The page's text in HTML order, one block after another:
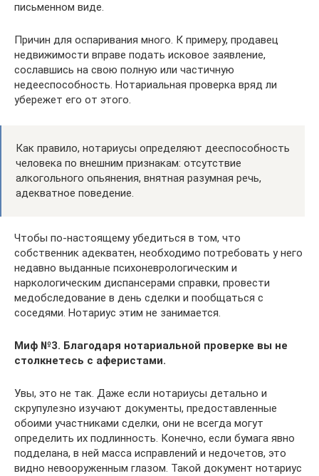
письменном виде.
Причин для оспаривания много. К примеру, продавец
недвижимости вправе подать исковое заявление,
сославшись на свою полную или частичную
недееспособность. Нотариальная проверка вряд ли
убережет его от этого.
Как правило, нотариусы определяют дееспособность
человека по внешним признакам: отсутствие
алкогольного опьянения, внятная разумная речь,
адекватное поведение.
Чтобы по-настоящему убедиться в том, что
собственник адекватен, необходимо потребовать у него
недавно выданные психоневрологическим и
наркологическим диспансерами справки, провести
медобследование в день сделки и пообщаться с
соседями. Нотариус этим не занимается.
Миф №3. Благодаря нотариальной проверке вы не
столкнетесь с аферистами.
Увы, это не так. Даже если нотариусы детально и
скрупулезно изучают документы, предоставленные
обоими участниками сделки, они не всегда могут
определить их подлинность. Конечно, если бумага явно
подделана, в ней масса исправлений и недочетов, это
видно невооруженным глазом. Такой документ нотариус